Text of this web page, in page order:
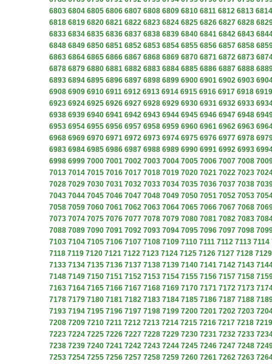
6803 6804 6805 6806 6807 6808 6809 6810 6811 6812 6813 6814
6818 6819 6820 6821 6822 6823 6824 6825 6826 6827 6828
6833 6834 6835 6836 6837 6838 6839 6840 6841 6842 6843
6848 6849 6850 6851 6852 6853 6854 6855 6856 6857 6858
6863 6864 6865 6866 6867 6868 6869 6870 6871 6872 6873
6878 6879 6880 6881 6882 6883 6884 6885 6886 6887 6888
6893 6894 6895 6896 6897 6898 6899 6900 6901 6902 6903
6908 6909 6910 6911 6912 6913 6914 6915 6916 6917 6918 6919
6923 6924 6925 6926 6927 6928 6929 6930 6931 6932 6933
6938 6939 6940 6941 6942 6943 6944 6945 6946 6947 6948
6953 6954 6955 6956 6957 6958 6959 6960 6961 6962 6963
6968 6969 6970 6971 6972 6973 6974 6975 6976 6977 6978
6983 6984 6985 6986 6987 6988 6989 6990 6991 6992 6993
6998 6999 7000 7001 7002 7003 7004 7005 7006 7007 7008
7013 7014 7015 7016 7017 7018 7019 7020 7021 7022 7023
7028 7029 7030 7031 7032 7033 7034 7035 7036 7037 7038
7043 7044 7045 7046 7047 7048 7049 7050 7051 7052 7053
7058 7059 7060 7061 7062 7063 7064 7065 7066 7067 7068
7073 7074 7075 7076 7077 7078 7079 7080 7081 7082 7083
7088 7089 7090 7091 7092 7093 7094 7095 7096 7097 7098
7103 7104 7105 7106 7107 7108 7109 7110 7111 7112 7113 7114
7118 7119 7120 7121 7122 7123 7124 7125 7126 7127 7128 7129
7133 7134 7135 7136 7137 7138 7139 7140 7141 7142 7143
7148 7149 7150 7151 7152 7153 7154 7155 7156 7157 7158
7163 7164 7165 7166 7167 7168 7169 7170 7171 7172 7173
7178 7179 7180 7181 7182 7183 7184 7185 7186 7187 7188
7193 7194 7195 7196 7197 7198 7199 7200 7201 7202 7203
7208 7209 7210 7211 7212 7213 7214 7215 7216 7217 7218 7219
7223 7224 7225 7226 7227 7228 7229 7230 7231 7232 7233
7238 7239 7240 7241 7242 7243 7244 7245 7246 7247 7248
7253 7254 7255 7256 7257 7258 7259 7260 7261 7262 7263